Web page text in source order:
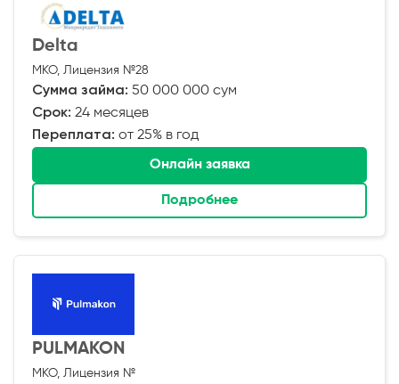
Кредит под залог спецтехники
Кредит онлайн
Кредит для предпринимателей
Кредит для самозанятых
Полезные статьи
Кредитный калькулятор
Delta
МКО, Лицензия №28
Сумма займа: 50 000 000 сум
Срок: 24 месяцев
Переплата: от 25% в год
Онлайн заявка
Подробнее
PULMAKON
МКО, Лицензия №